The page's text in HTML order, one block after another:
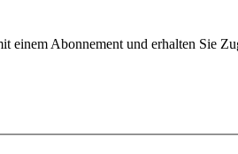
Abonnement und erhalten Sie